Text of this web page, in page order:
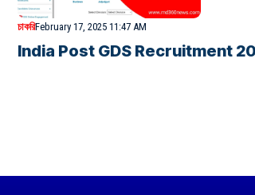
চাকরিFebruary 17, 2025 11:47 AM
India Post GDS Recruitment 2025: